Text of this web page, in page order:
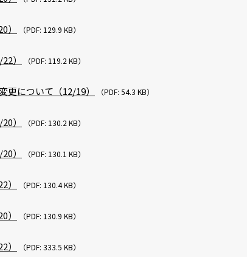
） （PDF: 129.9 KB）
） （PDF: 119.2 KB）
更について（12/19） （PDF: 54.3 KB）
） （PDF: 130.2 KB）
） （PDF: 130.1 KB）
） （PDF: 130.4 KB）
） （PDF: 130.9 KB）
） （PDF: 333.5 KB）